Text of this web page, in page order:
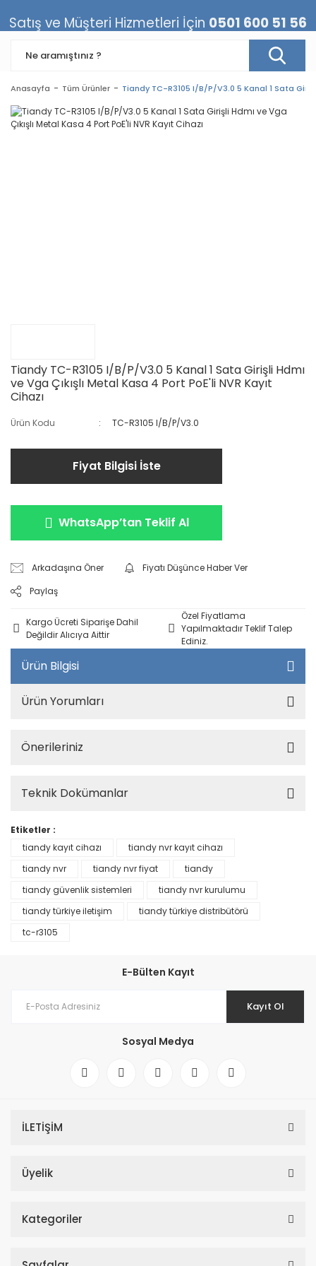
Anasayfa Tüm Ürünler Tiandy TC-R3105 I/B/P/V3.0 5 Kanal 1 Sata
Tiandy TC-R3105 I/B/P/V3.0 5 Kanal 1 Sata Girişli Hdmı
ve Vga Çıkışlı Metal Kasa 4 Port PoE'li NVR Kayıt
Cihazı
Ürün Kodu TC-R3105 I/B/P/V3.0
Fiyat Bilgisi İste
WhatsApp’tan Teklif Al
Arkadaşına Öner
Fiyatı Düşünce Haber Ver
Paylaş
Kargo Ücreti Siparişe Dahil
Değildir Alıcıya Aittir
Özel Fiyatlama
Yapılmaktadır Teklif Talep
Ediniz.
Ürün Bilgisi
Ürün Yorumları
Önerileriniz
Teknik Dokümanlar
Etiketler :
tiandy kayıt cihazı
tiandy nvr kayıt cihazı
tiandy nvr
tiandy nvr fiyat
tiandy
tiandy güvenlik sistemleri
tiandy nvr kurulumu
tiandy türkiye iletişim
tiandy türkiye distribütörü
tc-r3105
E-Bülten Kayıt
Kayıt Ol
Sosyal Medya
İLETİŞİM
Üyelik
Kategoriler
Satış ve Müşteri Hizmetleri İçin 0501 600 51 56